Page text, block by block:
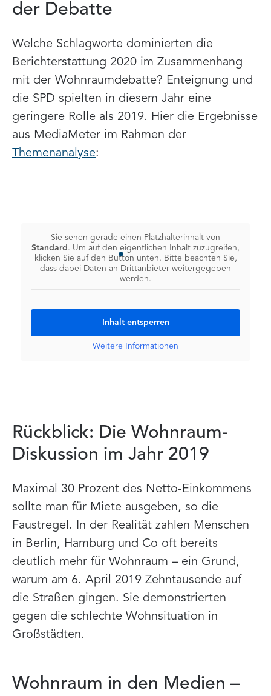
der Debatte
Welche Schlagworte dominierten die
Berichterstattung 2020 im Zusammenhang
mit der Wohnraumdebatte? Enteignung und
die SPD spielten in diesem Jahr eine
geringere Rolle als 2019. Hier die Ergebnisse
aus MediaMeter im Rahmen der
Themenanalyse:
Sie sehen gerade einen Platzhalterinhalt von
Standard . Um auf den eigentlichen Inhalt zuzugreifen,
klicken Sie auf den Button unten. Bitte beachten Sie,
dass dabei Daten an Drittanbieter weitergegeben
werden.
Inhalt entsperren
Weitere Informationen
Rückblick: Die Wohnraum-
Diskussion im Jahr 2019
Maximal 30 Prozent des Netto-Einkommens
sollte man für Miete ausgeben, so die
Faustregel. In der Realität zahlen Menschen
in Berlin, Hamburg und Co oft bereits
deutlich mehr für Wohnraum – ein Grund,
warum am 6. April 2019 Zehntausende auf
die Straßen gingen. Sie demonstrierten
gegen die schlechte Wohnsituation in
Großstädten.
Wohnraum in den Medien –